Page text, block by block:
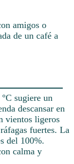
amigos o
de un café a
sugiere un
descansar en
vientos ligeros
fuertes. La
del 100%.
calma y